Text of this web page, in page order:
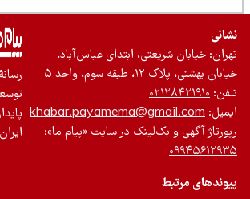
خیابان شریعتی، ابتدای عباس‌آباد،
بهشتی، پلاک ۱۲، طبقه سوم، واحد ۵
۰۲۱۲۸۴۲۱۹۱۰
khabar.payamema@gmail.com
آگهی و بک‌لینک در سایت «پیام ما»:
مرتبط
رسانۀ
توسعۀ
پایدار
ایران